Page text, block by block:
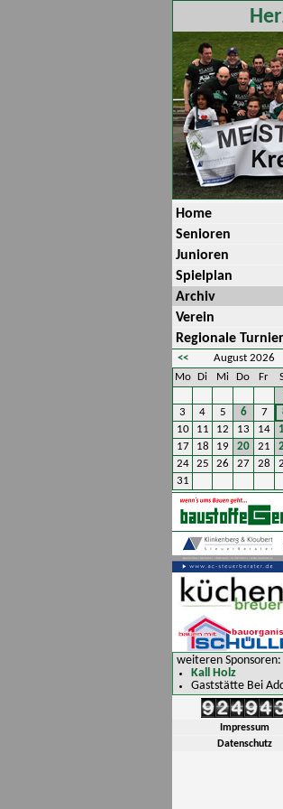
Home
Senioren
Junioren
Spielplan
Archiv
Verein
Regionale
<<
August 2026
Mo Di Mi Do Fr
3
4 5 6 7
10
11 12 13 14
17
18 19 20 21
24
25 26 27 28
31
weiteren Sponsoren:
Kall Holz
Gaststätte Bei
Impressum
Datenschutz